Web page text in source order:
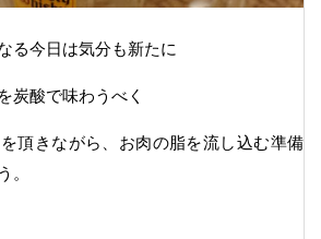
る今日は気分も新たに
炭酸で味わうべく
を頂きながら、お肉の脂を流し込む準備
。